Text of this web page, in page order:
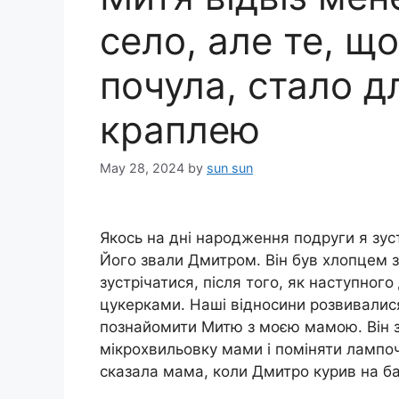
село, але те,
почула, стало
краплею
May 28, 2024 by sun sun
Якось на дні народження подруги я
Його звали Дмитром. Він був хлопцем
зустрічатися, після того, як
цукерками. Наші відносини
познайомити Митю з моєю мамою. Він
мікрохвильовку мами і поміняти
сказала мама, коли Дмитро курив на